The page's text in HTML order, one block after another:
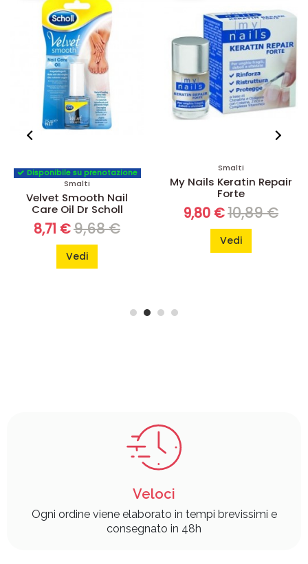
Disponibile su prenotazione
Smalti
Velvet Smooth Nail
Care Oil Dr Scholl
8,71 €9,68 €
Vedi
Smalti
My Nails Keratin Repair
Forte
9,80 €10,89 €
Vedi
Veloci
Ogni ordine viene elaborato in tempi brevissimi e
consegnato in 48h